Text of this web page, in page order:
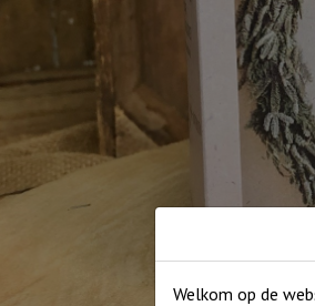
Welkom op de